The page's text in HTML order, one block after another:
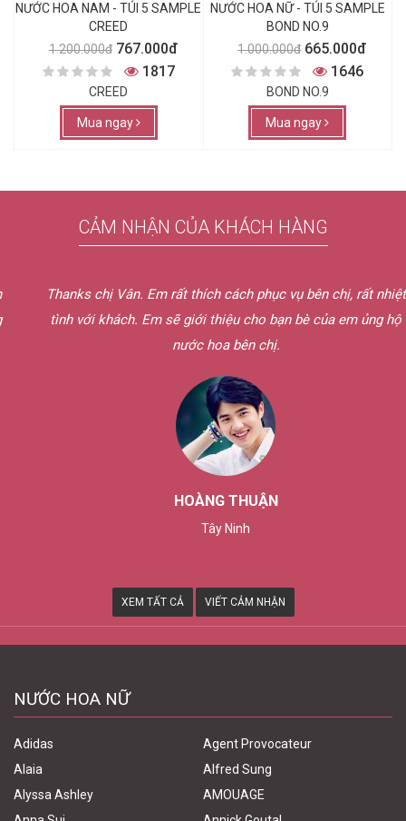
NƯỚC HOA NAM - TÚI 5 SAMPLE
CREED
1.200.000đ 767.000đ
1817
CREED
Mua ngay
NƯỚC HOA NỮ - TÚI 5 SAMPLE
BOND NO.9
1.000.000đ 665.000đ
1646
BOND NO.9
Mua ngay
CẢM NHẬN CỦA KHÁCH HÀNG
Thanks chị Vân. Em rất thích cách phục vụ bên chị, rất nhiệt
tình với khách. Em sẽ giới thiệu cho bạn bè của em ủng hộ
nước hoa bên chị.
HOÀNG THUẬN
Tây Ninh
XEM TẤT CẢ VIẾT CẢM NHẬN
NƯỚC HOA NỮ
Adidas
Agent Provocateur
Alaia
Alfred Sung
Alyssa Ashley
AMOUAGE